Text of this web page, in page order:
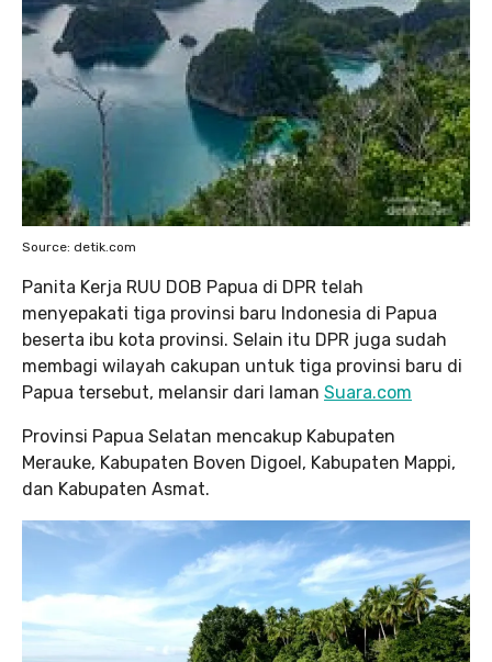
Source: detik.com
Panita Kerja RUU DOB Papua di DPR telah
menyepakati tiga provinsi baru Indonesia di Papua
beserta ibu kota provinsi. Selain itu DPR juga sudah
membagi wilayah cakupan untuk tiga provinsi baru di
Papua tersebut, melansir dari laman Suara.com
Provinsi Papua Selatan mencakup Kabupaten
Merauke, Kabupaten Boven Digoel, Kabupaten Mappi,
dan Kabupaten Asmat.